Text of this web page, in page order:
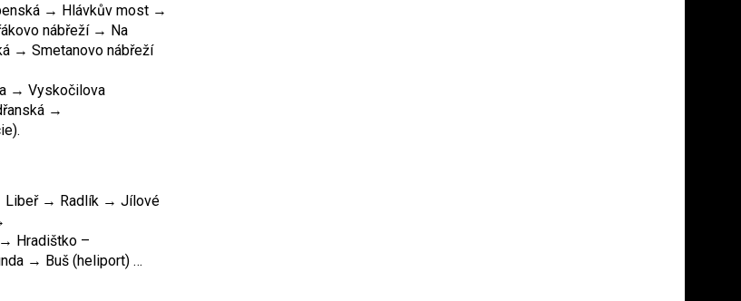
→ Hlávkův most →
nábřeží → Na
→ Smetanovo nábřeží
→ Vyskočilova
→
Libeř → Radlík → Jílové
Hradištko –
→ Buš (heliport) …